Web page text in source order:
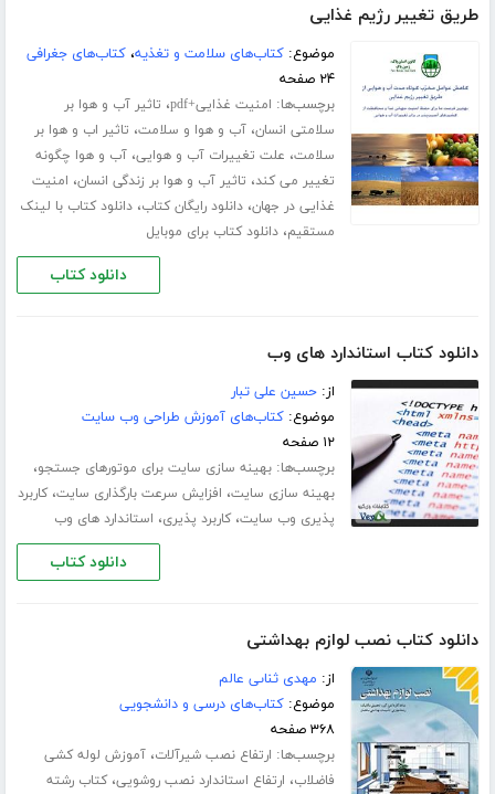
طریق تغییر رژیم غذایی
موضوع:کتاب‌های سلامت و تغذیه،کتاب‌های جغرافی
۲۴ صفحه
برچسب‌ها: امنیت غذایی+pdf ، تاثیر آب و هوا بر
سلامتی انسان،آب و هوا و سلامت، تاثیر اب و هوا بر
سلامت، علت تغییرات آب و هوایی،آب و هوا چگونه
تغییر می کند، تاثیر آب و هوا بر زندگی انسان، امنیت
غذایی در جهان،دانلود رایگان کتاب،دانلود کتاب با لینک
مستقیم،دانلود کتاب برای موبایل
دانلود کتاب
دانلود کتاب استاندارد های وب
از:حسین علی تبار
موضوع:کتاب‌های آموزش طراحی وب سایت
۱۲ صفحه
برچسب‌ها:بهینه سازی سایت برای موتورهای جستجو،
بهینه سازی سایت، افزایش سرعت بارگذاری سایت،کاربرد
پذیری وب سایت،کاربرد پذیری، استاندارد های وب
دانلود کتاب
دانلود کتاب نصب لوازم بهداشتی
از: مهدى ثناىى عالم
موضوع:کتاب‌های درسی و دانشجویی
۳۶۸ صفحه
برچسب‌ها: ارتفاع نصب شیرآلات،آموزش لوله کشی
فاضلاب، ارتفاع استاندارد نصب روشویی،کتاب رشته